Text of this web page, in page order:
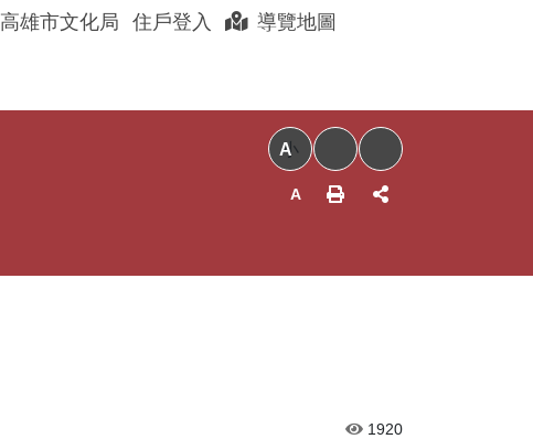
高雄市文化局 住戶登入 導覽地圖
小
1920